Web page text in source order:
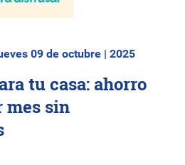
09 de octubre | 2025
tu casa: ahorro
mes sin